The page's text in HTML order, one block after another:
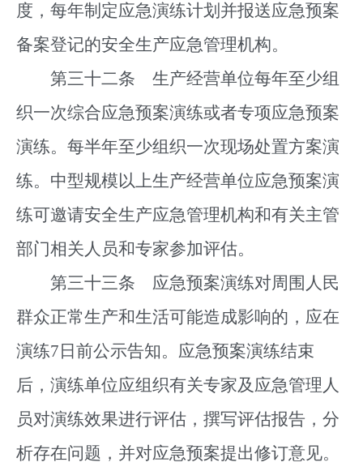
度，每年制定应急演练计划并报送应急预案
备案登记的安全生产应急管理机构。
第三十二条 生产经营单位每年至少组
织一次综合应急预案演练或者专项应急预案
演练。每半年至少组织一次现场处置方案演
练。中型规模以上生产经营单位应急预案演
练可邀请安全生产应急管理机构和有关主管
部门相关人员和专家参加评估。
第三十三条 应急预案演练对周围人民
群众正常生产和生活可能造成影响的，应在
演练7日前公示告知。应急预案演练结束
后，演练单位应组织有关专家及应急管理人
员对演练效果进行评估，撰写评估报告，分
析存在问题，并对应急预案提出修订意见。